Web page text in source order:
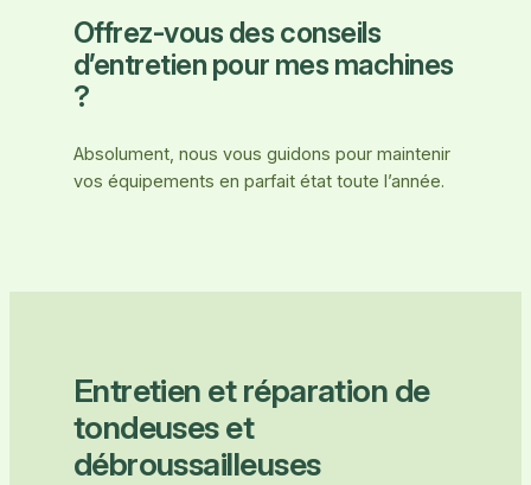
Offrez-vous des conseils
d’entretien pour mes machines
?
Absolument, nous vous guidons pour maintenir
vos équipements en parfait état toute l’année.
Entretien et réparation de
tondeuses et
débroussailleuses